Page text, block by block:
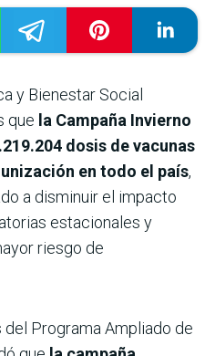
y Bienestar Social
que la Campaña Invierno
dosis de vacunas
en todo el país,
a disminuir el impacto
estacionales y
riesgo de
Programa Ampliado de